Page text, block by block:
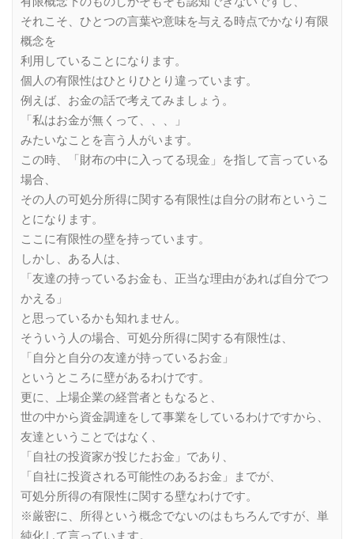
それこそ、ひとつの言葉や意味を与える時点でかなり有限
概念を
利用していることになります。
個人の有限性はひとりひとり違っています。
例えば、お金の話で考えてみましょう。
「私はお金が無くって、、、」
みたいなことを言う人がいます。
この時、「財布の中に入ってる現金」を指して言っている
場合、
その人の可処分所得に関する有限性は自分の財布というこ
とになります。
ここに有限性の壁を持っています。
しかし、ある人は、
「友達の持っているお金も、正当な理由があれば自分でつ
かえる」
と思っているかも知れません。
そういう人の場合、可処分所得に関する有限性は、
「自分と自分の友達が持っているお金」
というところに壁があるわけです。
更に、上場企業の経営者ともなると、
世の中から資金調達をして事業をしているわけですから、
友達ということではなく、
「自社の投資家が投じたお金」であり、
「自社に投資される可能性のあるお金」までが、
可処分所得の有限性に関する壁なわけです。
※厳密に、所得という概念でないのはもちろんですが、単
純化して言っています。